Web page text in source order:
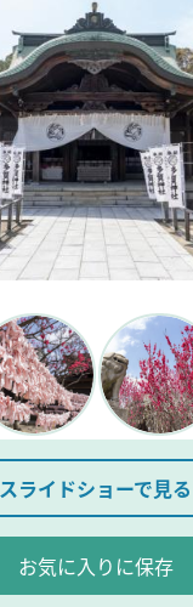
スライドショーで見る
お気に入りに保存